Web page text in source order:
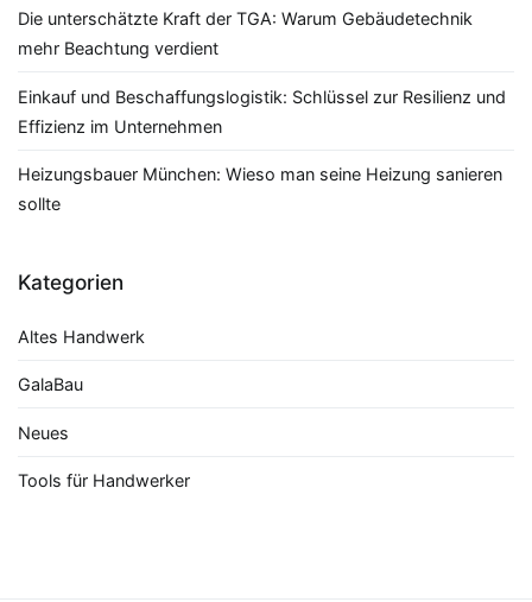
Die unterschätzte Kraft der TGA: Warum Gebäudetechnik
mehr Beachtung verdient
Einkauf und Beschaffungslogistik: Schlüssel zur Resilienz und
Effizienz im Unternehmen
Heizungsbauer München: Wieso man seine Heizung sanieren
sollte
Kategorien
Altes Handwerk
GalaBau
Neues
Tools für Handwerker